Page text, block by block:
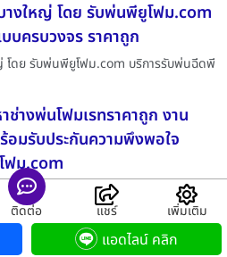
งใหญ่ โดย รับพ่นพียูโฟม.com
ครบวงจร ราคาถูก
ดย รับพ่นพียูโฟม.com บริการรับพ่นฉีดพี
างพ่นโฟมเรทราคาถูก งาน
อมรับประกันความพึงพอใจ
ฟม.com
ฟมเรทราคาถูก งานเนี๊ยบ ทั่วไทย ไม่ทิ้ง
บเปลี่ยนตู้และผนังให้เย็น
ง และ รับฉีดโฟมตู้
ติดต่อ แชร์ เพิ่มเติม
แอดไลน์ คลิก